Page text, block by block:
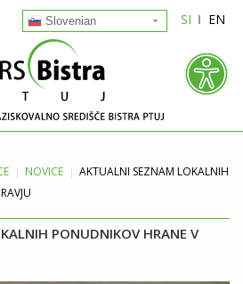
SI EN
Slovenian
NOVICE
AKTUALNI SEZNAM LOKALNIH
PONUDNIKOV HRANE V